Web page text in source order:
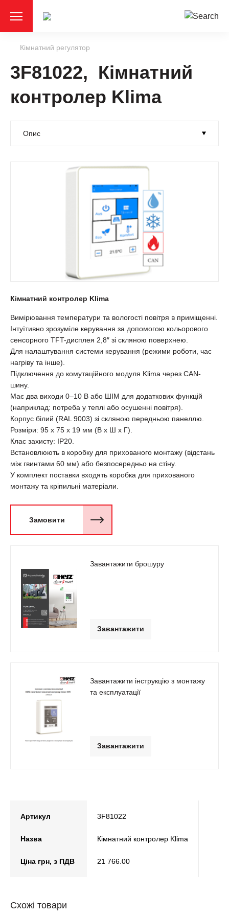
Кімнатний регулятор
3F81022, Кімнатний
контролер Klima
Кімнатний контролер Klima
Вимірювання температури та вологості повітря в приміщенні.
Інтуїтивно зрозуміле керування за допомогою кольорового
сенсорного TFT-дисплея 2,8″ зі скляною поверхнею.
Для налаштування системи керування (режими роботи, час
нагріву та інше).
Підключення до комутаційного модуля Klima через CAN-
шину.
Має два виходи 0–10 В або ШІМ для додаткових функцій
(наприклад: потреба у теплі або осушенні повітря).
Корпус білий (RAL 9003) зі скляною передньою панеллю.
Розміри: 95 х 75 х 19 мм (В х Ш х Г).
Клас захисту: IP20.
Встановлюють в коробку для прихованого монтажу (відстань
між гвинтами 60 мм) або безпосередньо на стіну.
У комплект поставки входять коробка для прихованого
монтажу та кріпильні матеріали.
Замовити
Завантажити брошуру
Завантажити
Завантажити інструкцію з монтажу
та експлуатації
Завантажити
Артикул 3F81022
Назва Кімнатний контролер Klima
Ціна грн, з ПДВ 21 766.00
Схожі товари